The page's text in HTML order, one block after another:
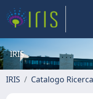
IRIS
IRIS Catalogo Ricerca